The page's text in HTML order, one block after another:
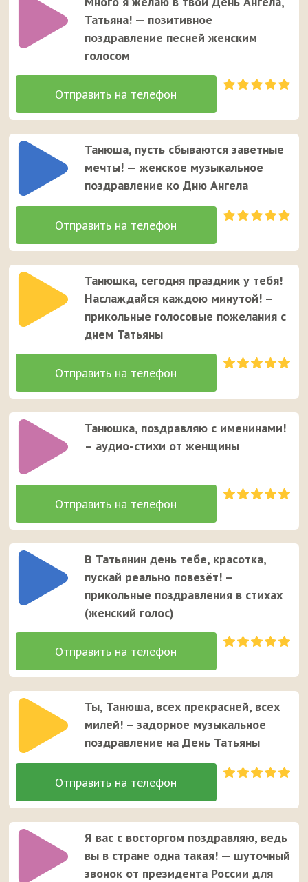
Татьяна! — позитивное
поздравление песней женским
голосом
Танюша, пусть сбываются заветные
мечты! — женское музыкальное
поздравление ко Дню Ангела
Танюшка, сегодня праздник у тебя!
Наслаждайся каждою минутой! –
прикольные голосовые пожелания с
днем Татьяны
Танюшка, поздравляю с именинами!
– аудио-стихи от женщины
В Татьянин день тебе, красотка,
пускай реально повезёт! –
прикольные поздравления в стихах
(женский голос)
Ты, Танюша, всех прекрасней, всех
милей! – задорное музыкальное
поздравление на День Татьяны
Я вас с восторгом поздравляю, ведь
вы в стране одна такая! — шуточный
звонок от президента России для